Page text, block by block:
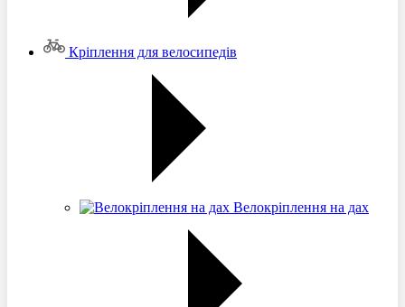
Кріплення для велосипедів
Велокріплення на дах